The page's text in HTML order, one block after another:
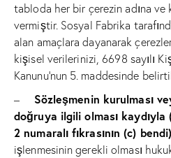
tabloda her bir çerezin adına ve
vermiştir. Sosyal Fabrika
alan amaçlara dayanarak
kişisel verilerinizi, 6698 sayılı
Kanunu’nun 5. maddesinde
– Sözleşmenin kurulması
doğruya ilgili olması kaydıyla
2 numaralı fıkrasının (c)
işlenmesinin gerekli olması